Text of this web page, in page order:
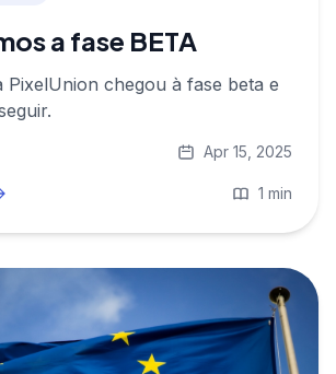
a fase BETA
PixelUnion chegou à fase beta e
Apr 15, 2025
1 min